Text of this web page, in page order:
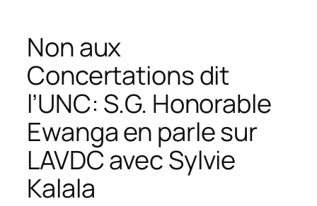
Non aux
Concertations dit
l’UNC: S.G. Honorable
Ewanga en parle sur
LAVDC avec Sylvie
Kalala